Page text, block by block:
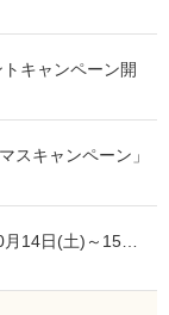
キャンペーン開
スキャンペーン」
月14日(土)～15…